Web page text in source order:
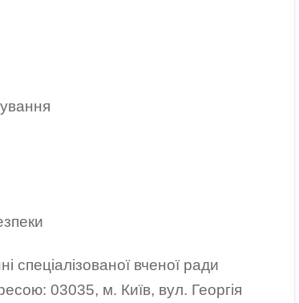
спеціалізованої вченої ради
03035, м. Київ, вул. Георгія